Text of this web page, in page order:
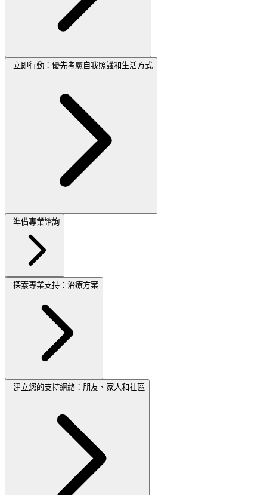
立即行動：優先考慮自我照護和生活方式
準備專業諮詢
探索專業支持：治療方案
建立您的支持網絡：朋友、家人和社區